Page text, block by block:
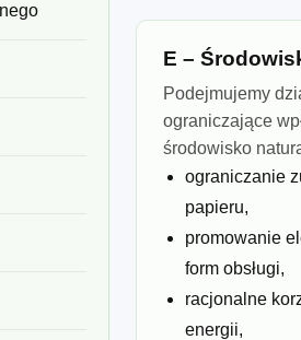
E –
Podejmujemy
ograniczające
środowisko
ograniczanie
papieru,
promowanie
form obsługi,
racjonalne
energii,